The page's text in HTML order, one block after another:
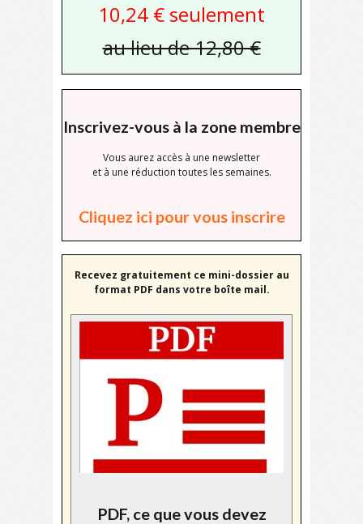
10,24 € seulement
au lieu de 12,80 €
Inscrivez-vous à la zone membre
Vous aurez accès à une newsletter
et à une réduction toutes les semaines.
Cliquez ici pour vous inscrire
Recevez gratuitement ce mini-dossier au
format PDF dans votre boîte mail.
PDF, ce que vous devez